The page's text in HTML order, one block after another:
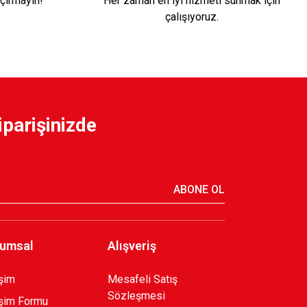
çalışıyoruz.
ABONE OL
Formu
Alışveriş
Mesafeli Satış
Sözleşmesi